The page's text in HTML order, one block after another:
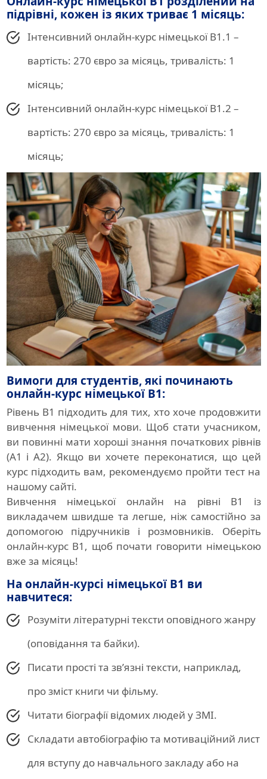
підрівні, кожен із яких триває 1 місяць:
Інтенсивний онлайн-курс німецької B1.1 –
вартість: 270 євро за місяць, тривалість: 1
місяць;
Інтенсивний онлайн-курс німецької B1.2 –
вартість: 270 євро за місяць, тривалість: 1
місяць;
Вимоги для студентів, які починають
онлайн-курс німецької B1:
Рівень B1 підходить для тих, хто хоче продовжити
вивчення німецької мови. Щоб стати учасником,
ви повинні мати хороші знання початкових рівнів
(A1 і A2). Якщо ви хочете переконатися, що цей
курс підходить вам, рекомендуємо пройти тест на
нашому сайті.
Вивчення німецької онлайн на рівні B1 із
викладачем швидше та легше, ніж самостійно за
допомогою підручників і розмовників. Оберіть
онлайн-курс B1, щоб почати говорити німецькою
вже за місяць!
На онлайн-курсі німецької B1 ви
навчитеся:
Розуміти літературні тексти оповідного жанру
(оповідання та байки).
Писати прості та зв’язні тексти, наприклад,
про зміст книги чи фільму.
Читати біографії відомих людей у ЗМІ.
Складати автобіографію та мотиваційний лист
для вступу до навчального закладу або на